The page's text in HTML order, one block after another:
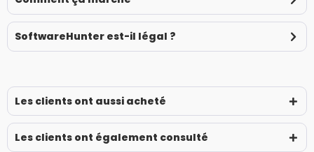
SoftwareHunter est-il légal ?
Les clients ont aussi acheté
Les clients ont également consulté